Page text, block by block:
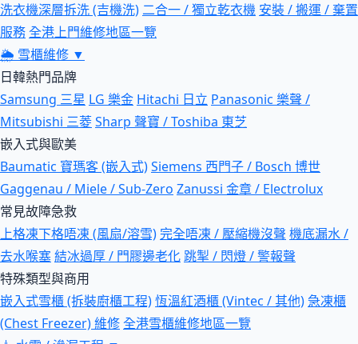
洗衣機深層拆洗 (吉機洗) 二合一 / 獨立乾衣機 安裝 / 搬運 / 棄置
服務全港上門維修地區一覽
🌦 雪櫃維修 ▼
日韓熱門品牌
Samsung 三星 LG 樂金 Hitachi 日立 Panasonic 樂聲 /
Mitsubishi 三菱Sharp 聲寶 / Toshiba 東芝
嵌入式與歐美
Baumatic 寶瑪客 (嵌入式)Siemens 西門子 / Bosch 博世
Gaggenau / Miele / Sub-Zero Zanussi 金章 / Electrolux
常見故障急救
上格凍下格唔凍 (風扇/溶雪)完全唔凍 / 壓縮機沒聲 機底漏水 /
去水喉塞結冰過厚 / 門膠邊老化跳掣 / 閃燈 / 警報聲
特殊類型與商用
嵌入式雪櫃 (拆裝廚櫃工程)恆溫紅酒櫃 (Vintec / 其他)急凍櫃
(Chest Freezer) 維修全港雪櫃維修地區一覽